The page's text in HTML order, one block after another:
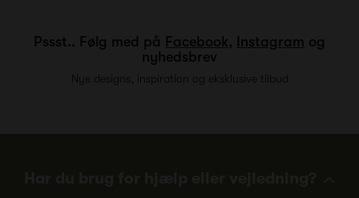
Pssst.. Følg med på Facebook, Instagram og
nyhedsbrev
Nye designs, inspiration og eksklusive tilbud